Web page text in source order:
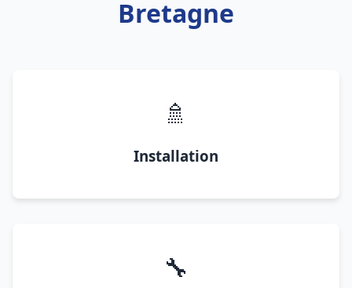
Bretagne
🚿
Installation
🔧